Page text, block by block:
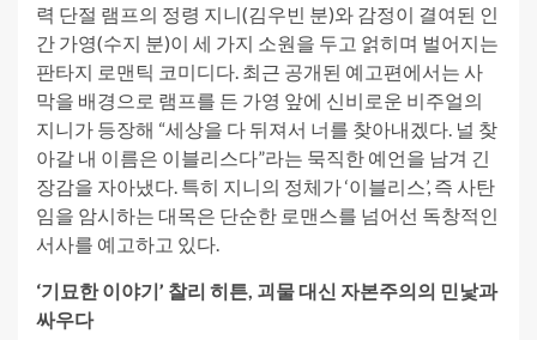
력 단절 램프의 정령 지니(김우빈 분)와 감정이 결여된 인
간 가영(수지 분)이 세 가지 소원을 두고 얽히며 벌어지는
판타지 로맨틱 코미디다. 최근 공개된 예고편에서는 사
막을 배경으로 램프를 든 가영 앞에 신비로운 비주얼의
지니가 등장해 “세상을 다 뒤져서 너를 찾아내겠다. 널 찾
아갈 내 이름은 이블리스다”라는 묵직한 예언을 남겨 긴
장감을 자아냈다. 특히 지니의 정체가 ‘이블리스’, 즉 사탄
임을 암시하는 대목은 단순한 로맨스를 넘어선 독창적인
서사를 예고하고 있다.
‘기묘한 이야기’ 찰리 히튼, 괴물 대신 자본주의의 민낯과
싸우다